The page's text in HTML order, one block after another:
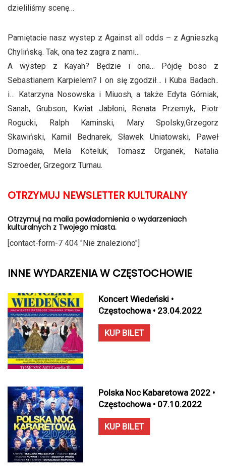
dzieliliśmy scenę…
Pamiętacie nasz wystep z Against all odds – z Agnieszką
Chylińską. Tak, ona tez zagra z nami…
A wystep z Kayah? Będzie i ona… Pójdę boso z
Sebastianem Karpielem? I on się zgodził… i Kuba Badach..
i… Katarzyna Nosowska i Miuosh, a także Edyta Górniak,
Sanah, Grubson, Kwiat Jabłoni, Renata Przemyk, Piotr
Rogucki, Ralph Kaminski, Mary Spolsky,Grzegorz
Skawiński, Kamil Bednarek, Sławek Uniatowski, Paweł
Domagała, Mela Koteluk, Tomasz Organek, Natalia
Szroeder, Grzegorz Turnau.
OTRZYMUJ NEWSLETTER KULTURALNY
Otrzymuj na maila powiadomienia o wydarzeniach
kulturalnych z Twojego miasta.
[contact-form-7 404 "Nie znaleziono"]
INNE WYDARZENIA W CZĘSTOCHOWIE
Koncert Wiedeński •
Częstochowa • 23.04.2022
KUP BILET
Polska Noc Kabaretowa 2022 •
Częstochowa • 07.10.2022
KUP BILET